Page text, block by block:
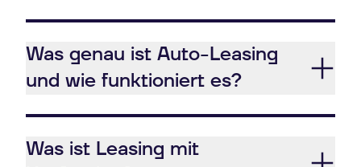
Was genau ist Auto-Leasing
und wie funktioniert es?
Was ist Leasing mit